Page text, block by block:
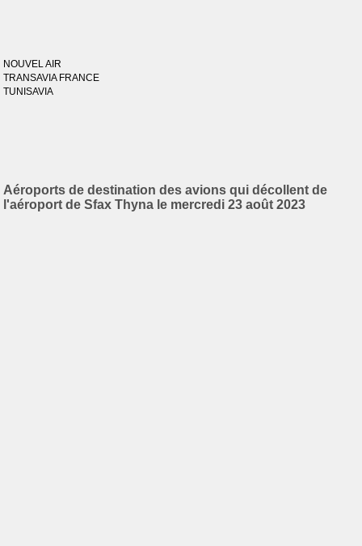
NOUVEL AIR
TRANSAVIA FRANCE
TUNISAVIA
Aéroports de destination des avions qui décollent de
l'aéroport de Sfax Thyna le mercredi 23 août 2023